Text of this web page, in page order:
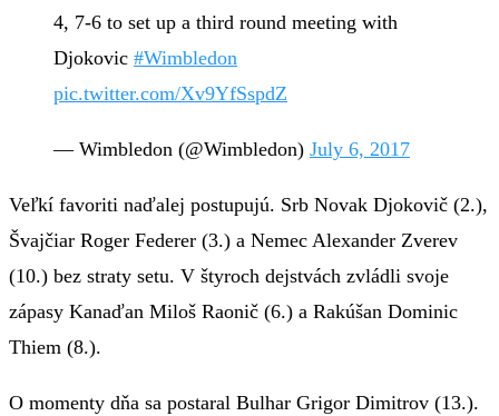
4, 7-6 to set up a third round meeting with
Djokovic #Wimbledon
pic.twitter.com/Xv9YfSspdZ
— Wimbledon (@Wimbledon) July 6, 2017
Veľkí favoriti naďalej postupujú. Srb Novak Djokovič (2.),
Švajčiar Roger Federer (3.) a Nemec Alexander Zverev
(10.) bez straty setu. V štyroch dejstvách zvládli svoje
zápasy Kanaďan Miloš Raonič (6.) a Rakúšan Dominic
Thiem (8.).
O momenty dňa sa postaral Bulhar Grigor Dimitrov (13.).